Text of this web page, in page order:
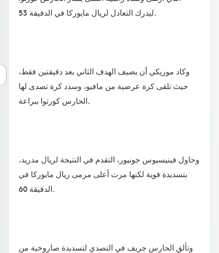
ليدرك التعادل لريال مايوركا في الدقيقة 53.
وكاد موريكي أن يضيف الهدف الثاني بعد دقيقتين فقط،
حيث تلقى كرة عرضية من مافيو، وسدد كرة تصدى لها
الحارس كورتوا ببراعة.
وحاول فينيسيوس جونيور، التقدم في النتيجة لريال مدريد،
بتسديدة قوية لكنها مرت أعلى مرمى ريال مايوركا في
الدقيقة 60.
وتألق الحارس جريف في التصدي لتسديدة صاروخية من